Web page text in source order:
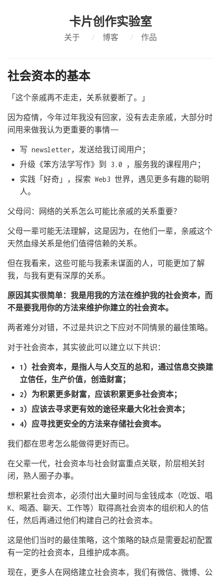
卡片创作实验室
关于 / 博客 / 作品
社会资本的基本
「这个亲戚再不走走，关系就要断了。」
因为疫情，今年过年我没有回家，没有去走亲戚，大部分时
间用来做我认为更重要的事情——
写 newsletter，发送给我订阅用户；
升级《笨方法学写作》到 3.0 ，服务我的课程用户；
实践「好奇」，探索 Web3 世界，遇见更多有趣的聪明
人。
父母问：网络的关系怎么可能比亲戚的关系重要？
父母一辈可能无法理解，这是因为，在他们一辈，亲戚这个
天然血缘关系是他们值得信赖的关系。
但在我看来，这些可能与我素未谋面的人，可能更加了解
我，与我有更有深厚的关系。
原因其实很简单：我是用我的方法在维护我的社会资本，而
不是要我用你的方法来维护你建立的社会资本。
两者难分对错，不过是共识之下应对不同情景的最佳策略。
对于社会资本，其实彼此可以建立以下共识：
1）社会资本，是指人与人交互的总和，通过信息交换建
立信任，生产价值，创造财富；
2）为积累更多财富，应该积累更多社会资本；
3）应该去寻求更有效的途径来最大化社会资本；
4）应寻找更安全的方法来存储社会资本。
我们都在思考怎么能做得更好而已。
在父辈一代，社会资本与社会财富重点关联，阶层相关封
闭，熟人圈子办事。
想积累社会资本，必须付出大量时间与金钱成本（吃饭、唱
K、喝酒、聊天、工作等）取得高社会资本的组织和人的信
任，然后再通过他们构建自己的社会资本。
这是他们当时的最佳策略，这个策略的缺点是需要起初配置
有一定的社会资本，且维护成本高。
现在，更多人在网络建立社会资本，我们有微信、微博、公